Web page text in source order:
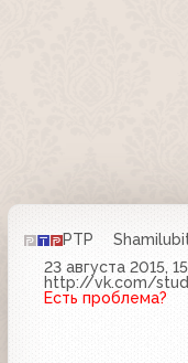
РТР
23 августа 2015,
http://vk.com/
Есть проблема?